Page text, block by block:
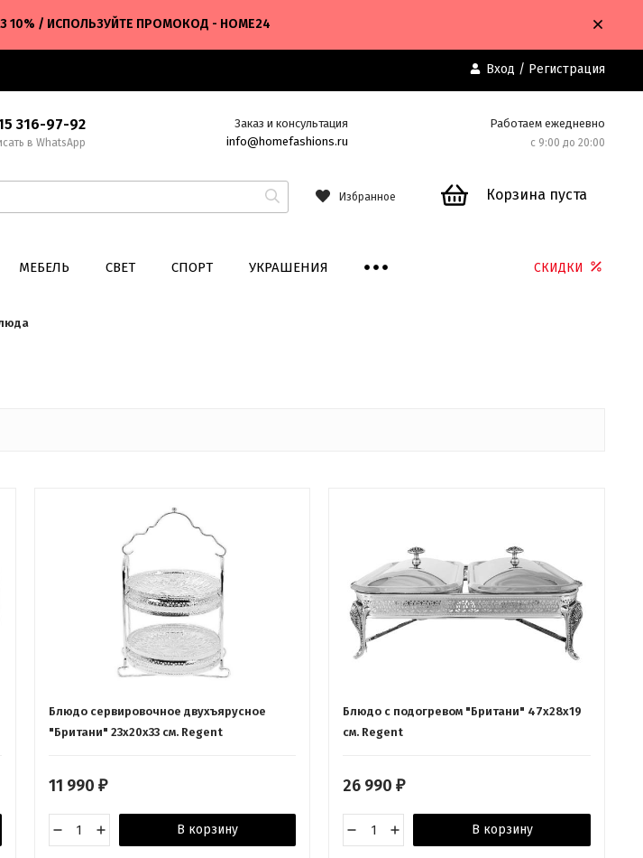
10% / ИСПОЛЬЗУЙТЕ ПРОМОКОД - HOME24
Вход / Регистрация
316-97-92
в WhatsApp
Заказ и консультация
info@homefashions.ru
Работаем ежедневно
с 9:00 до 20:00
Избранное Корзина пуста
МЕБЕЛЬ СВЕТ СПОРТ УКРАШЕНИЯ СКИДКИ
Блюдо сервировочное двухъярусное
"Британи" 23х20х33 см. Regent
11 990 ₽
В корзину
Блюдо с подогревом "Британи" 47х28х19
см. Regent
26 990₽
В корзину